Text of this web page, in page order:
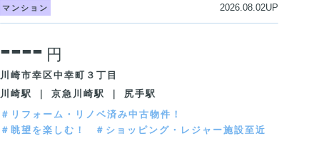
マンション 2026.08.02UP
---- 円
川崎市幸区中幸町３丁目
川崎駅 ｜ 京急川崎駅 ｜ 尻手駅
＃リフォーム・リノベ済み中古物件！
＃眺望を楽しむ！
＃ショッピング・レジャー施設至近